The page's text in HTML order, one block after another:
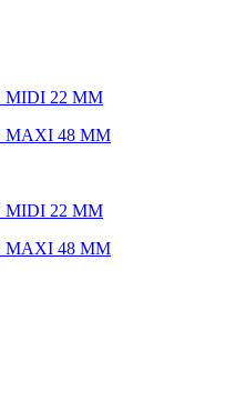
MIDI 22 ММ
MAXI 48 ММ
MIDI 22 ММ
MAXI 48 ММ